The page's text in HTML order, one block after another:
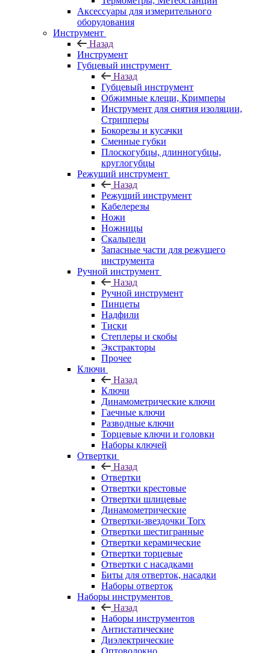
Аксессуары для измерительного
оборудования
Инструмент
Назад
Инструмент
Губцевый инструмент
Назад
Губцевый инструмент
Обжимные клещи, Кримперы
Инструмент для снятия изоляции,
Стрипперы
Бокорезы и кусачки
Сменные губки
Плоскогубцы, длинногубцы,
круглогубцы
Режущий инструмент
Назад
Режущий инструмент
Кабелерезы
Ножи
Ножницы
Скальпели
Запасные части для режущего
инструмента
Ручной инструмент
Назад
Ручной инструмент
Пинцеты
Надфили
Тиски
Степлеры и скобы
Экстракторы
Прочее
Ключи
Назад
Ключи
Динамометрические ключи
Гаечные ключи
Разводные ключи
Торцевые ключи и головки
Наборы ключей
Отвертки
Назад
Отвертки
Отвертки крестовые
Отвертки шлицевые
Динамометрические
Отвертки-звездочки Torx
Отвертки шестигранные
Отвертки керамические
Отвертки торцевые
Отвертки с насадками
Биты для отверток, насадки
Наборы отверток
Наборы инструментов
Назад
Наборы инструментов
Антистатические
Диэлектрические
Оптоволокно